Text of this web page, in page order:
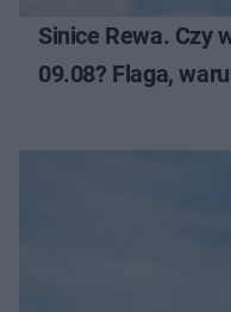
Sinice Rewa. Czy
09.08? Flaga,